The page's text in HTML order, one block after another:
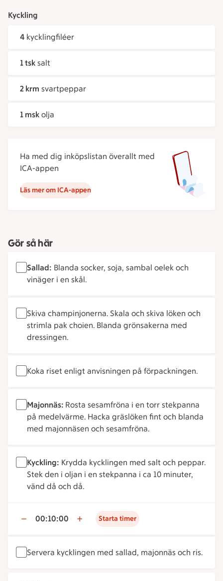
Kyckling
4 kycklingfiléer
1 tsk salt
2 krm svartpeppar
1 msk olja
Ha med dig inköpslistan överallt med
ICA-appen
Läs mer om ICA-appen
Gör så här
Sallad: Blanda socker, soja, sambal oelek och
vinäger i en skål.
Skiva champinjonerna. Skala och skiva löken och
strimla pak choien. Blanda grönsakerna med
dressingen.
Koka riset enligt anvisningen på förpackningen.
Majonnäs: Rosta sesamfröna i en torr stekpanna
på medelvärme. Hacka gräslöken fint och blanda
med majonnäsen och sesamfröna.
Kyckling: Krydda kycklingen med salt och peppar.
Stek den i oljan i en stekpanna i ca 10 minuter,
vänd då och då.
00:10:00 Starta timer
Servera kycklingen med sallad, majonnäs och ris.